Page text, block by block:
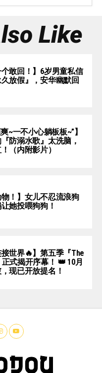
Like
个敢回！】6岁男童私信
放假』，安华幽默回
~一不小心躺板板~”】
防溺水歌』太洗脑，
（内附影片）
物！】女儿不忍流浪狗
她投喂狗狗！
接世界🔥】第五季『The
正式揭开序幕！ 👑 10月
现已开放提名！